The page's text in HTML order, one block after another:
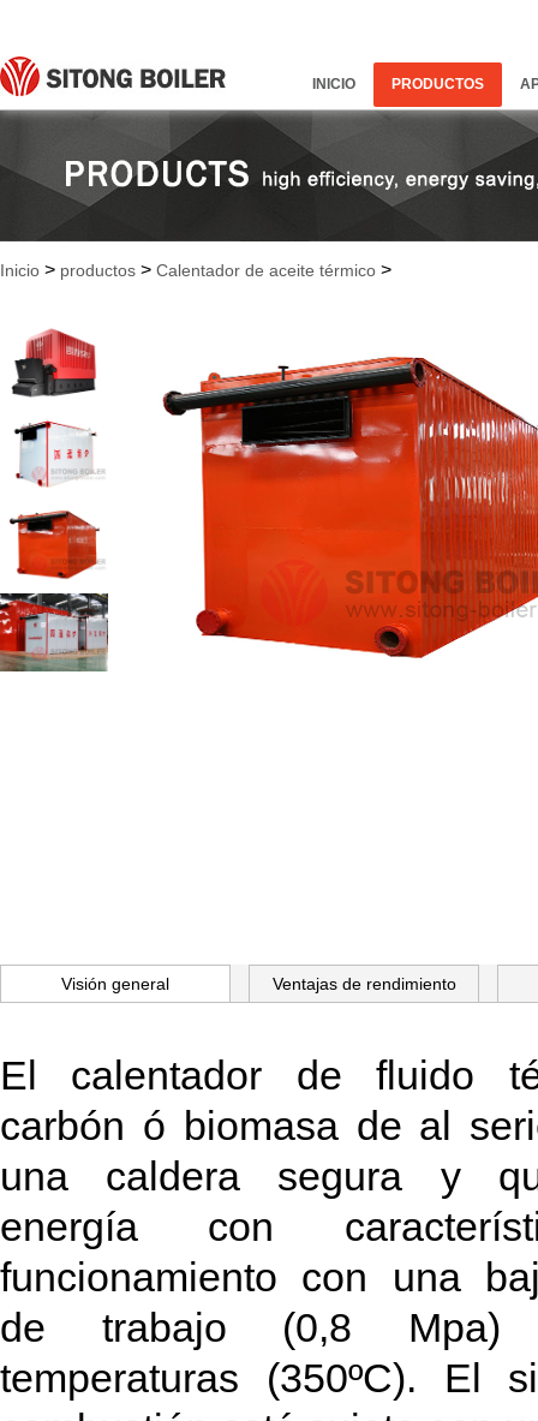
INICIO PRODUCTOS
Inicio > productos > Calentador de aceite térmico >
Visión general Ventajas de rendimiento
El calentador de fluido
carbón ó biomasa de al
una caldera segura y
energía con
funcionamiento con una
de trabajo (0,8
temperaturas (350ºC). El